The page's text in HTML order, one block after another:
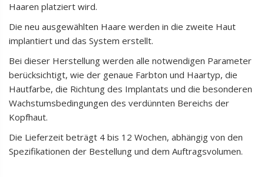
Haaren platziert wird.
Die neu ausgewählten Haare werden in die zweite Haut
implantiert und das System erstellt.
Bei dieser Herstellung werden alle notwendigen Parameter
berücksichtigt, wie der genaue Farbton und Haartyp, die
Hautfarbe, die Richtung des Implantats und die besonderen
Wachstumsbedingungen des verdünnten Bereichs der
Kopfhaut.
Die Lieferzeit beträgt 4 bis 12 Wochen, abhängig von den
Spezifikationen der Bestellung und dem Auftragsvolumen.